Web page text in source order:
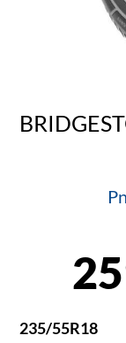
235/55R18